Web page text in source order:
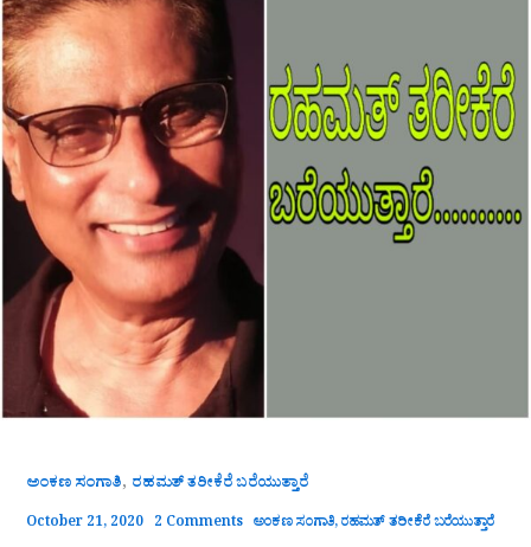
ಅಂಕಣ ಸಂಗಾತಿ, ರಹಮತ್ ತರೀಕೆರೆ ಬರೆಯುತ್ತಾರೆ
October 21, 2020 2 Comments ಅಂಕಣ ಸಂಗಾತಿ,ರಹಮತ್ ತರೀಕೆರೆ ಬರೆಯುತ್ತಾರೆ